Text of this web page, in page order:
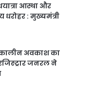
आस्था और
: मुख्यमंत्री
अवकाश का
जनरल ने